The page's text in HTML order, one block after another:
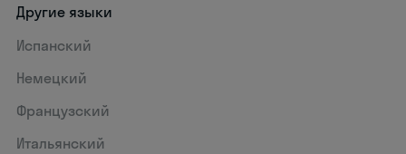
Другие языки
Испанский
Немецкий
Французский
Итальянский